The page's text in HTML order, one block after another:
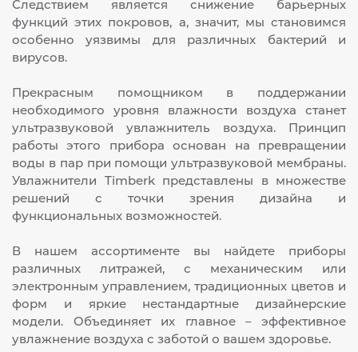
Следствием является снижение барьерных
функций этих покровов, а, значит, мы становимся
особенно уязвимы для различных бактерий и
вирусов.
Прекрасным помощником в поддержании
необходимого уровня влажности воздуха станет
ультразвуковой увлажнитель воздуха. Принцип
работы этого прибора основан на превращении
воды в пар при помощи ультразвуковой мембраны.
Увлажнители Timberk представлены в множестве
решений с точки зрения дизайна и
функциональных возможностей.
В нашем ассортименте вы найдете приборы
различных литражей, с механическим или
электронным управлением, традиционных цветов и
форм и яркие нестандартные дизайнерские
модели. Объединяет их главное – эффективное
увлажнение воздуха с заботой о вашем здоровье.